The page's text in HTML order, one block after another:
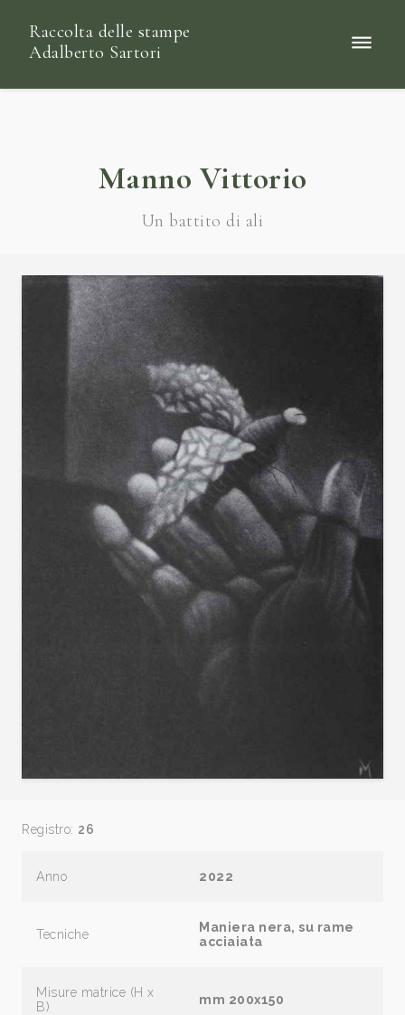
Raccolta delle stampe
Adalberto Sartori
Manno Vittorio
Un battito di ali
Registro: 26
Anno 2022
Tecniche
Maniera nera, su rame
acciaiata
Misure matrice (H x
B)
mm 200x150